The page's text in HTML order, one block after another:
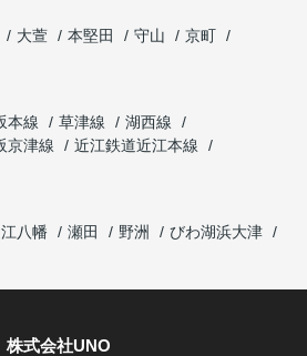
大萱 本堅田 守山
京町
本線 草津線
湖西線
京津線
近江鉄道近江本線
八幡 瀬田 野洲
びわ湖浜大津
株式会社UNO